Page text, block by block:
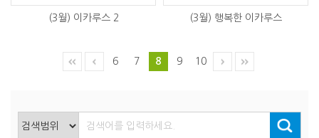
(3월) 이카루스 2 (3월) 행복한 이카루스
6 7 8 9 10